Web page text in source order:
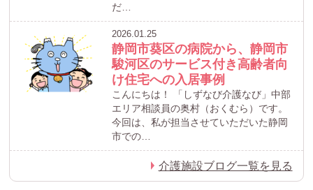
だ…
2026.01.25
静岡市葵区の病院から、静岡市
駿河区のサービス付き高齢者向
け住宅への入居事例
こんにちは！ 「しずなび介護なび」中部
エリア相談員の奥村（おくむら）です。
今回は、私が担当させていただいた静岡
市での…
介護施設ブログ一覧を見る